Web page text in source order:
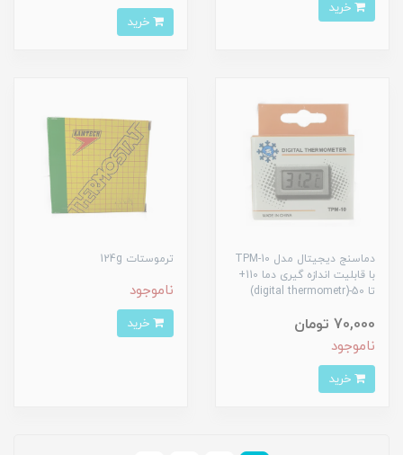
دماسنج دیجیتال مدل TPM-10
با قابلیت اندازه گیری دما 110+
تا 50-(digital thermometr)
70,000 تومان
ناموجود
ترموستات 124g
ناموجود